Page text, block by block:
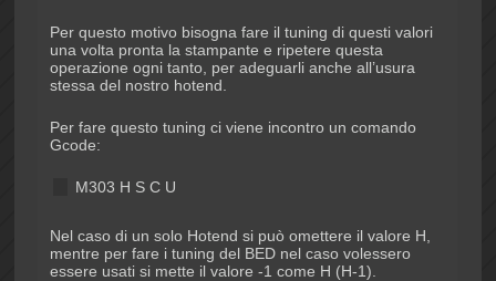
Per questo motivo bisogna fare il tuning di questi valori
una volta pronta la stampante e ripetere questa
operazione ogni tanto, per adeguarli anche all’usura
stessa del nostro hotend.
Per fare questo tuning ci viene incontro un comando
Gcode:
M303 H S C U
Nel caso di un solo Hotend si può omettere il valore H,
mentre per fare i tuning del BED nel caso volessero
essere usati si mette il valore -1 come H (H-1).